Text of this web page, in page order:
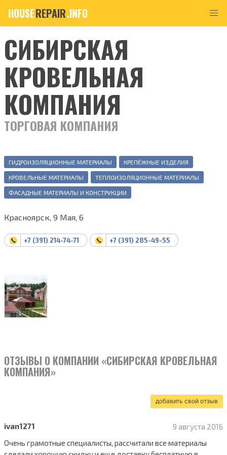
HOUSEREPAIR.INFO
СИБИРСКАЯ
КРОВЕЛЬНАЯ
КОМПАНИЯ
ТОРГОВАЯ КОМПАНИЯ
ГИДРОИЗОЛЯЦИОННЫЕ МАТЕРИАЛЫ КРЕПЁЖНЫЕ ИЗДЕЛИЯ
КРОВЕЛЬНЫЕ МАТЕРИАЛЫ ТЕПЛОИЗОЛЯЦИОННЫЕ МАТЕРИАЛЫ
ФАСАДНЫЕ МАТЕРИАЛЫ И КОНСТРУКЦИИ
Красноярск, 9 Мая, 6
+7 (391) 214-74-71 +7 (391) 285-49-55
ОТЗЫВЫ О КОМПАНИИ «СИБИРСКАЯ КРОВЕЛЬНАЯ
КОМПАНИЯ»
добавить свой отзыв
ivan1271
9 августа 2016
Очень грамотные специалисты, рассчитали все материалы